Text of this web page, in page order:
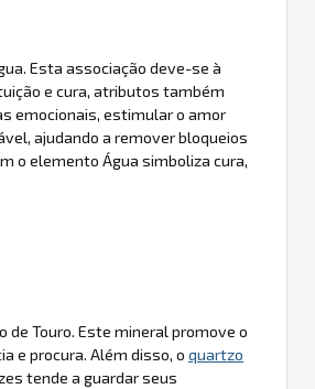
Esta associação deve-se à
e cura, atributos também
emocionais, estimular o amor
ajudando a remover bloqueios
o elemento Água simboliza cura,
Touro. Este mineral promove o
e procura. Além disso, o quartzo
tende a guardar seus